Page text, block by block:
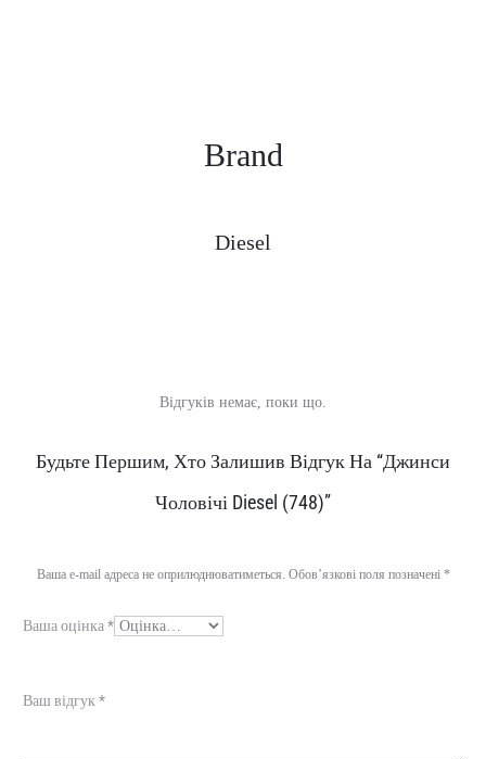
Brand
Diesel
В
у
и
Відгуків немає, поки що.
Будьте Першим, Хто Залишив Відгук На “Джинси
Чоловічі Diesel (748)”
Ваша e-mail адреса не оприлюднюватиметься. Обов’язкові поля позначені *
Ваша оцінка*
Ваш відгук*